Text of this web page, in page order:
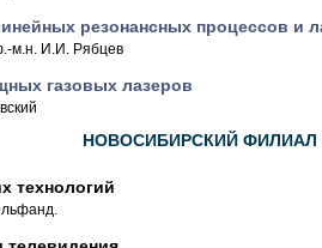
резонансных процессов и
м.н. И.И. Рябцев
газовых лазеров
НОВОСИБИРСКИЙ
технологий